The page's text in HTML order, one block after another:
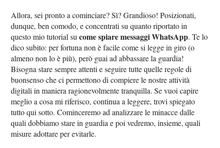
Allora, sei pronto a cominciare? Sì? Grandioso! Posizionati,
dunque, ben comodo, e concentrati su quanto riportato in
questo mio tutorial sucome spiare messaggi WhatsApp. Te lo
dico subito: per fortuna non è facile come si legge in giro (o
almeno non lo è più), però guai ad abbassare la guardia!
Bisogna stare sempre attenti e seguire tutte quelle regole di
buonsenso che ci permettono di compiere le nostre attività
digitali in maniera ragionevolmente tranquilla. Se vuoi capire
meglio a cosa mi riferisco, continua a leggere, trovi spiegato
tutto qui sotto. Cominceremo ad analizzare le minacce dalle
quali dobbiamo stare in guardia e poi vedremo, insieme, quali
misure adottare per evitarle.